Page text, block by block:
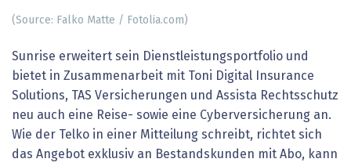
(Source: Falko Matte / Fotolia.com)
Sunrise erweitert sein Dienstleistungsportfolio und
bietet in Zusammenarbeit mit Toni Digital Insurance
Solutions, TAS Versicherungen und Assista Rechtsschutz
neu auch eine Reise- sowie eine Cyberversicherung an.
Wie der Telko in einer Mitteilung schreibt, richtet sich
das Angebot exklusiv an Bestandskunden mit Abo, kann